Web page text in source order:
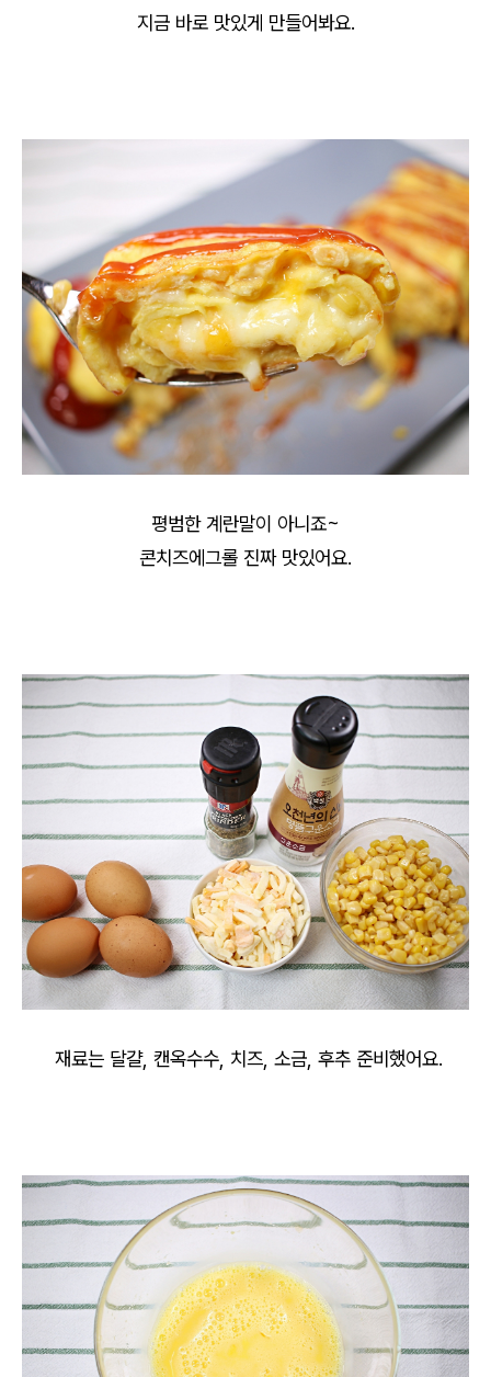
지금 바로 맛있게 만들어봐요.
평범한 계란말이 아니죠~
콘치즈에그롤 진짜 맛있어요.
재료는 달걀, 캔옥수수, 치즈, 소금, 후추 준비했어요.